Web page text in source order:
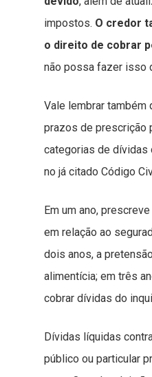
impostos. O credor
o direito de cobrar
não possa fazer isso
Vale lembrar
prazos de prescrição
categorias de
no já citado Código
Em um ano,
em relação ao
dois anos, a
alimentícia; em três
cobrar dívidas do
Dívidas líquidas
público ou particular